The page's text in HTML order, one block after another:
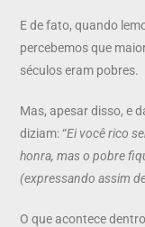
E de fato, quando
percebemos que
séculos eram pobres.
Mas, apesar disso, e
diziam: “Ei você rico
honra, mas o pobre
(expressando assim
O que acontece